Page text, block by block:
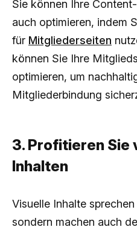
Sie können Ihre
auch optimieren, indem
für Mitgliederseiten
können Sie Ihre
optimieren, um
Mitgliederbindung
3. Profitieren Sie
Inhalten
Visuelle Inhalte
sondern machen auch